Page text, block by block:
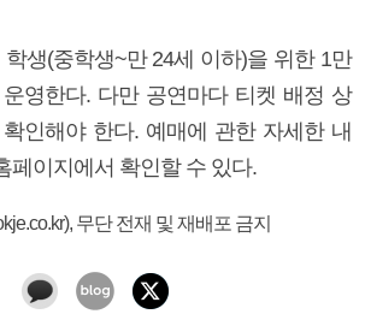
생(중학생~만 24세 이하)을 위한 1만
영한다. 다만 공연마다 티켓 배정 상
인해야 한다. 예매에 관한 자세한 내
페이지에서 확인할 수 있다.
무단 전재 및 재배포 금지